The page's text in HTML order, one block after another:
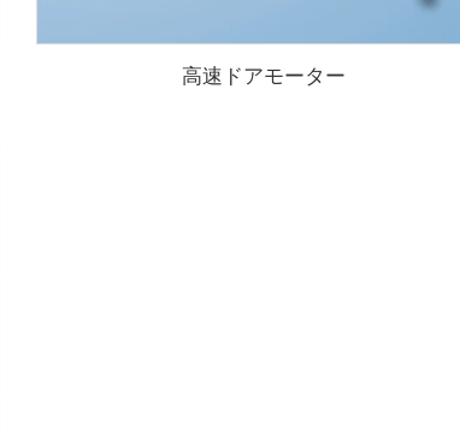
高速ドアモーター